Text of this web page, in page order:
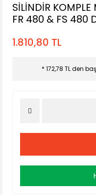
SİLİNDİR KOMPLE
FR 480 & FS 480
1.810,80 TL
* 172,78 TL den